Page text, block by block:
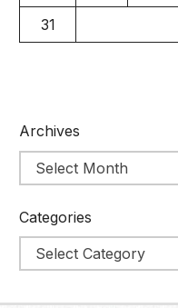
31
Archives
Categories